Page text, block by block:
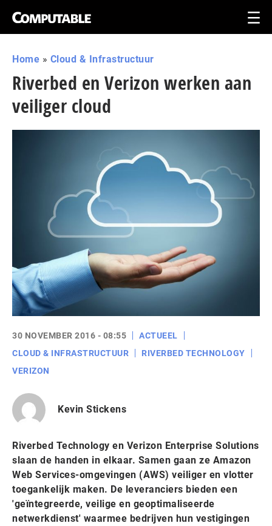
Home » Cloud & Infrastructuur
Riverbed en Verizon werken aan
veiliger cloud
30 NOVEMBER 2016 - 08:55
ACTUEEL
CLOUD & INFRASTRUCTUUR
RIVERBED TECHNOLOGY
VERIZON
Kevin Stickens
Riverbed Technology en Verizon Enterprise Solutions
slaan de handen in elkaar. Samen gaan ze Amazon
Web Services-omgevingen (AWS) veiliger en vlotter
toegankelijk maken. De leveranciers bieden een
'geïntegreerde, veilige en geoptimaliseerde
netwerkdienst' waarmee bedrijven hun vestigingen